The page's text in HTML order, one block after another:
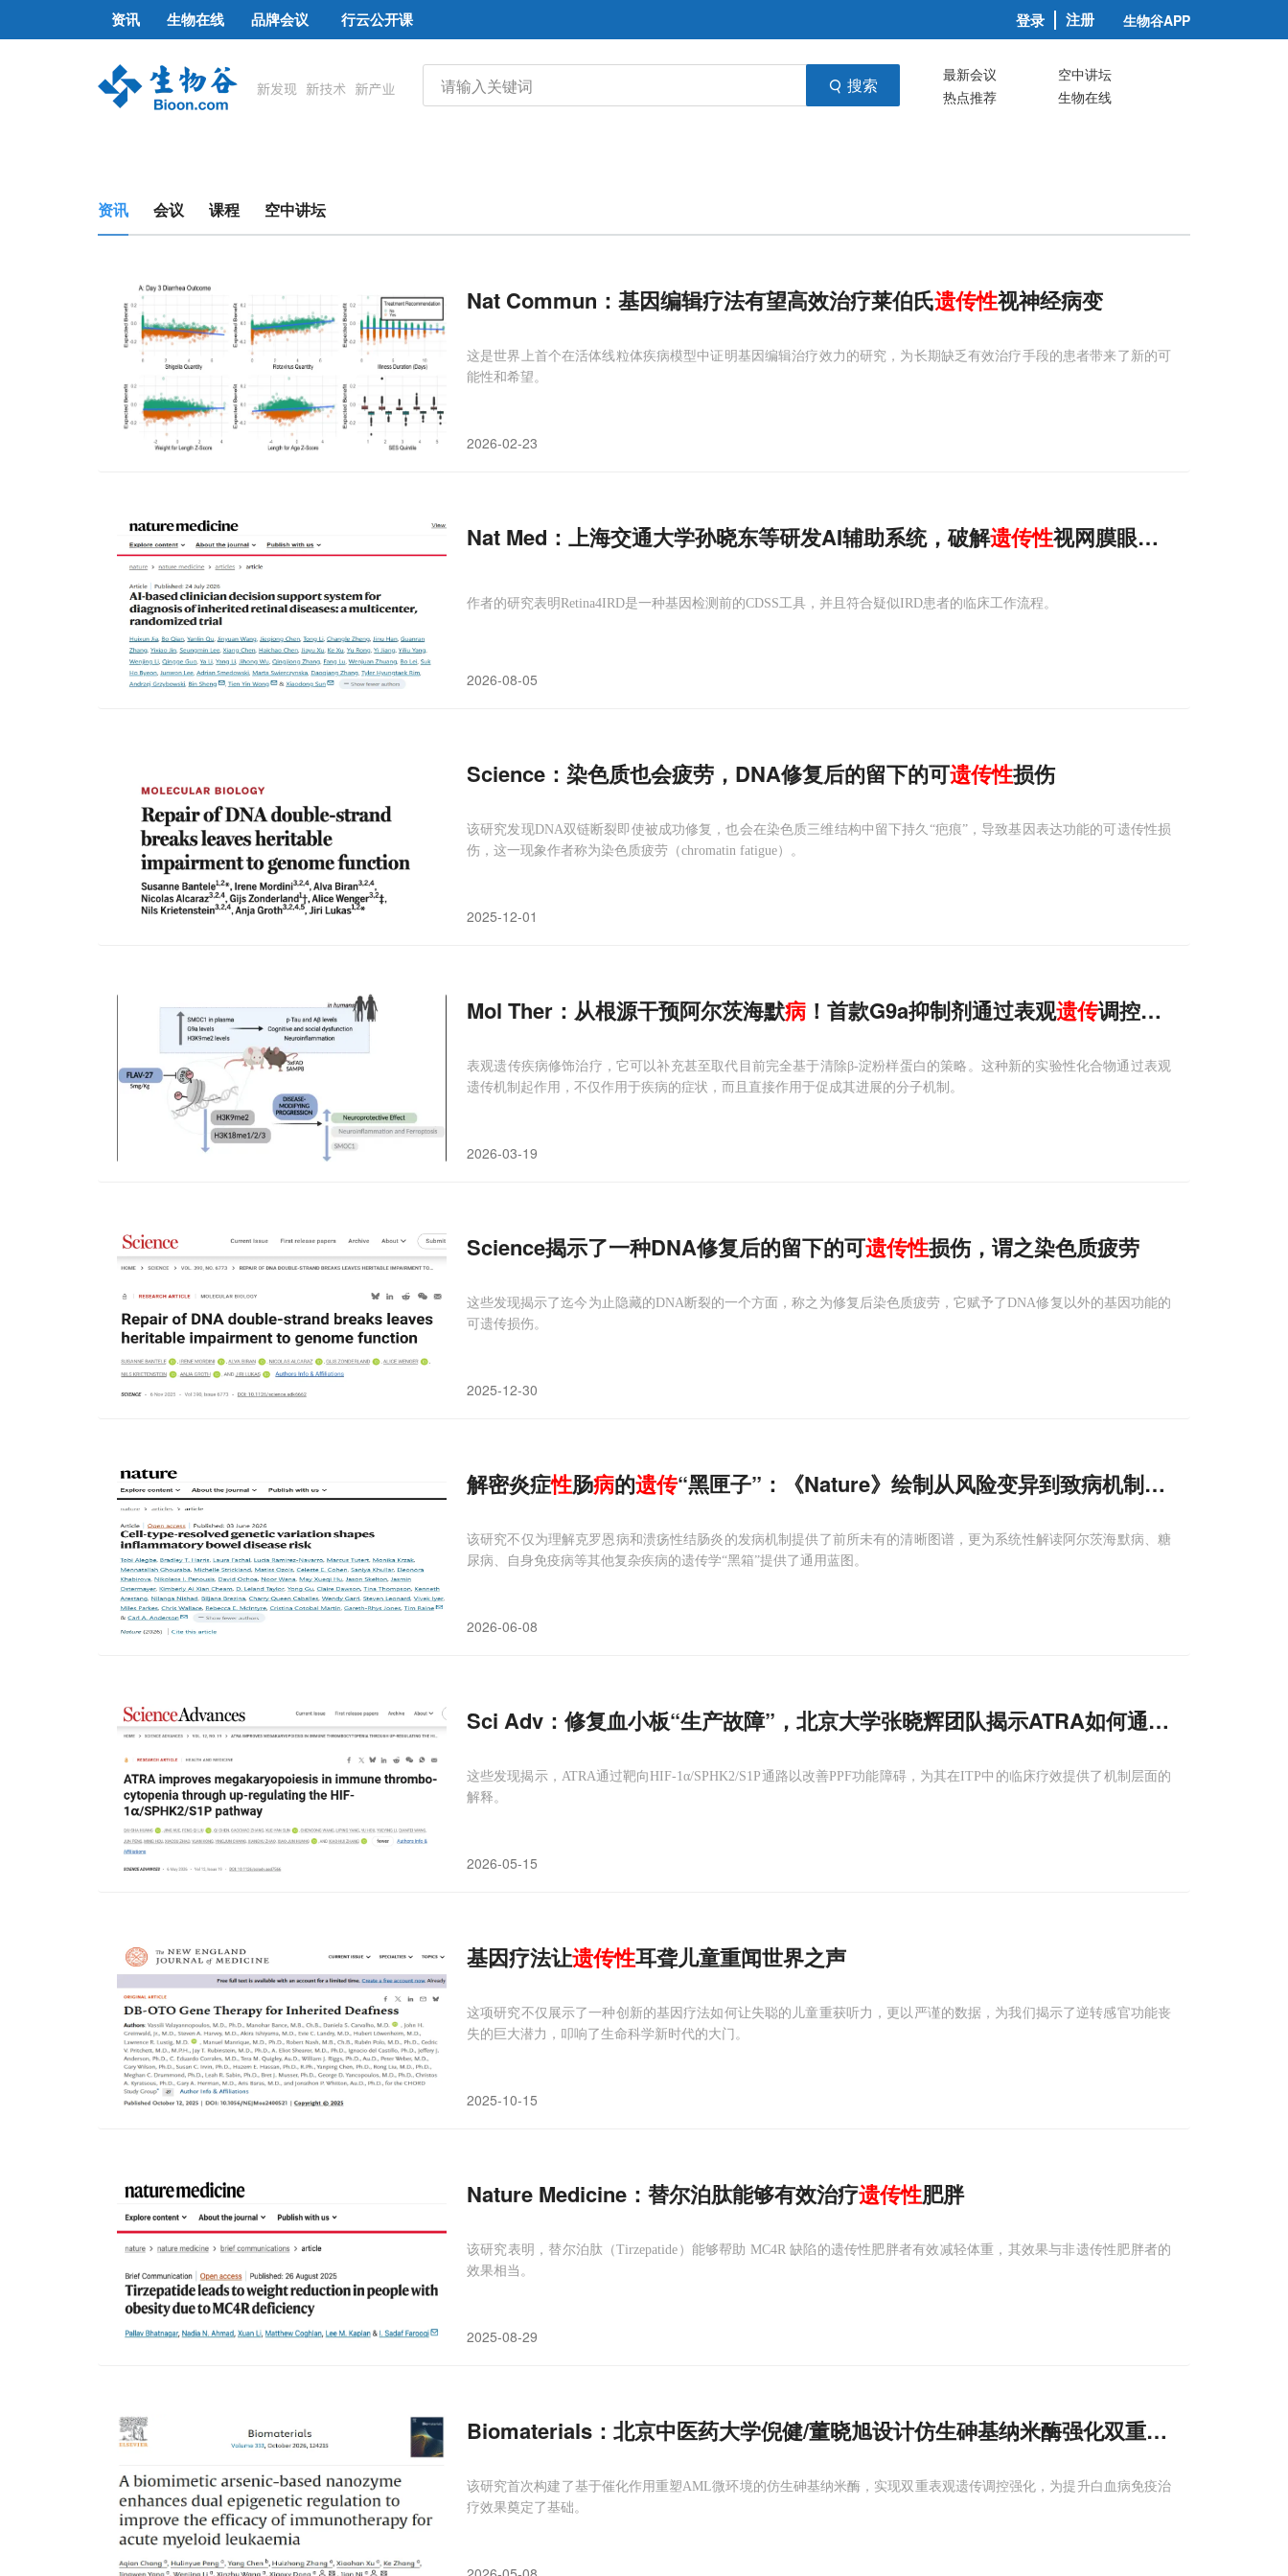
资讯 生物在线 品牌会议 行云公开课 登录 注册 生物谷APP
搜索 最新会议
空中讲坛
热点推荐
生物在线
资讯 会议 课程 空中讲坛
Nat Commun：基因编辑疗法有望高效治疗莱伯氏遗传性视神经病变
这是世界上首个在活体线粒体疾病模型中证明基因编辑治疗效力的研究，为长期缺乏有效治疗手段的患者带来了新的可
能性和希望。
2026-02-23
Nat Med：上海交通大学孙晓东等研发AI辅助系统，破解遗传性视网膜眼病诊断难题
作者的研究表明Retina4IRD是一种基因检测前的CDSS工具，并且符合疑似IRD患者的临床工作流程。
2026-08-05
Science：染色质也会疲劳，DNA修复后的留下的可遗传性损伤
该研究发现DNA双链断裂即使被成功修复，也会在染色质三维结构中留下持久“疤痕”，导致基因表达功能的可遗传性损
伤，这一现象作者称为染色质疲劳（chromatin fatigue）。
2025-12-01
Mol Ther：从根源干预阿尔茨海默病 ！首款G9a抑制剂通过表观遗传调控，逆转病理与
表观遗传疾病修饰治疗，它可以补充甚至取代目前完全基于清除β-淀粉样蛋白的策略。这种新的实验性化合物通过表观
遗传机制起作用，不仅作用于疾病的症状，而且直接作用于促成其进展的分子机制。
2026-03-19
Science揭示了一种DNA修复后的留下的可遗传性损伤，谓之染色质疲劳
这些发现揭示了迄今为止隐藏的DNA断裂的一个方面，称之为修复后染色质疲劳，它赋予了DNA修复以外的基因功能的
可遗传损伤。
2025-12-30
解密炎症性肠病的遗传“黑匣子”：《Nature》绘制从风险变异到致病机制的细胞路线图
该研究不仅为理解克罗恩病和溃疡性结肠炎的发病机制提供了前所未有的清晰图谱，更为系统性解读阿尔茨海默病、糖
尿病、自身免疫病等其他复杂疾病的遗传学“黑箱”提供了通用蓝图。
2026-06-08
Sci Adv：修复血小板“生产故障”，北京大学张晓辉团队揭示ATRA如何通过重启关键信
这些发现揭示，ATRA通过靶向HIF-1α/SPHK2/S1P通路以改善PPF功能障碍，为其在ITP中的临床疗效提供了机制层面的
解释。
2026-05-15
基因疗法让遗传性耳聋儿童重闻世界之声
这项研究不仅展示了一种创新的基因疗法如何让失聪的儿童重获听力，更以严谨的数据，为我们揭示了逆转感官功能丧
失的巨大潜力，叩响了生命科学新时代的大门。
2025-10-15
Nature Medicine：替尔泊肽能够有效治疗遗传性肥胖
该研究表明，替尔泊肽（Tirzepatide）能够帮助 MC4R 缺陷的遗传性肥胖者有效减轻体重，其效果与非遗传性肥胖者的
效果相当。
2025-08-29
Biomaterials：北京中医药大学倪健/董晓旭设计仿生砷基纳米酶强化双重表观
该研究首次构建了基于催化作用重塑AML微环境的仿生砷基纳米酶，实现双重表观遗传调控强化，为提升白血病免疫治
疗效果奠定了基础。